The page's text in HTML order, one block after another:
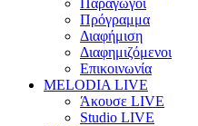
Πρόγραμμα
Διαφήμιση
Διαφημιζόμενοι
Επικοινωνία
MELODIA LIVE
Άκουσε LIVE
Studio LIVE